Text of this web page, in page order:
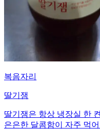
복음자리
딸기잼
딸기잼은 항상 냉장실 한
은은한 달콤함이 자주 먹